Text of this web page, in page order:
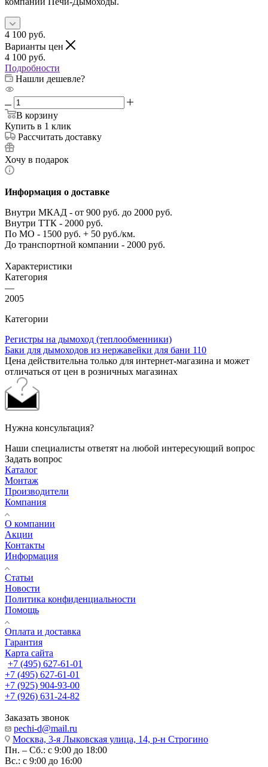
4 100 руб.
Варианты цен
4 100 руб.
Подробности
Нашли дешевле?
В корзину
Купить в 1 клик
Рассчитать доставку
Хочу в подарок
Информация о доставке
Внутри МКАД - от 900 руб. до 2000 руб.
Внутри ТТК - 2000 руб.
По МО - 1500 руб. + 50 руб./км.
До транспортной компании - 2000 руб.
Характеристики
Категория
—
2005
Категории
Регистры на дымоход (теплообменники)
Баки для дымоходов из нержавейки для бани 110
Цена действительна только для интернет-магазина и может
отличаться от цен в розничных магазинах
Нужна консультация?
Наши специалисты ответят на любой интересующий вопрос
Задать вопрос
Каталог
Монтаж
Производители
Компания
О компании
Акции
Контакты
Информация
Статьи
Новости
Политика конфиденциальности
Помощь
Оплата и доставка
Гарантия
Карта сайта
+7 (495) 627-61-01
+7 (495) 627-61-01
+7 (925) 904-93-00
+7 (926) 631-24-82
Заказать звонок
pechi-d@mail.ru
Москва, 3-я Лыковская улица, 14, р-н Строгино
Пн. – Сб.: с 9:00 до 18:00
Вс.: с 9:00 до 16:00